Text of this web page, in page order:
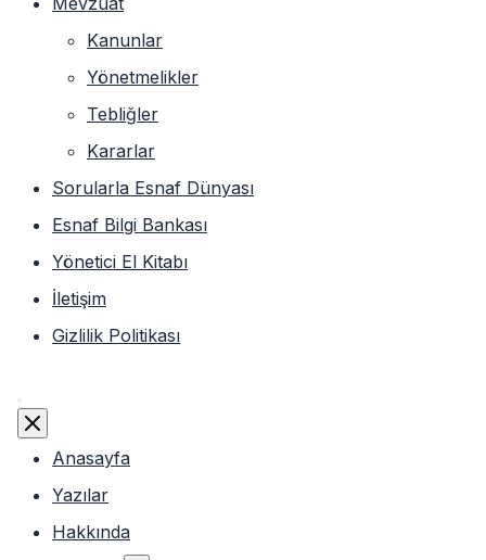
Kanunlar
Yönetmelikler
Tebliğler
Kararlar
Sorularla Esnaf Dünyası
Esnaf Bilgi Bankası
Yönetici El Kitabı
İletişim
Gizlilik Politikası
Menü
Anasayfa
Yazılar
Hakkında